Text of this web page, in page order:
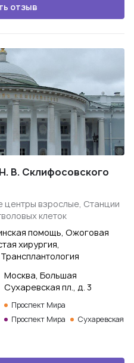
отзыв
В. Склифосовского
центры взрослые, Станции
клеток
помощь, Ожоговая
хирургия,
Москва, Большая
Сухаревская пл., д. 3
Проспект Мира
Проспект Мира
Сухаревская